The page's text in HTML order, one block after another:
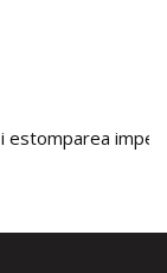
estomparea